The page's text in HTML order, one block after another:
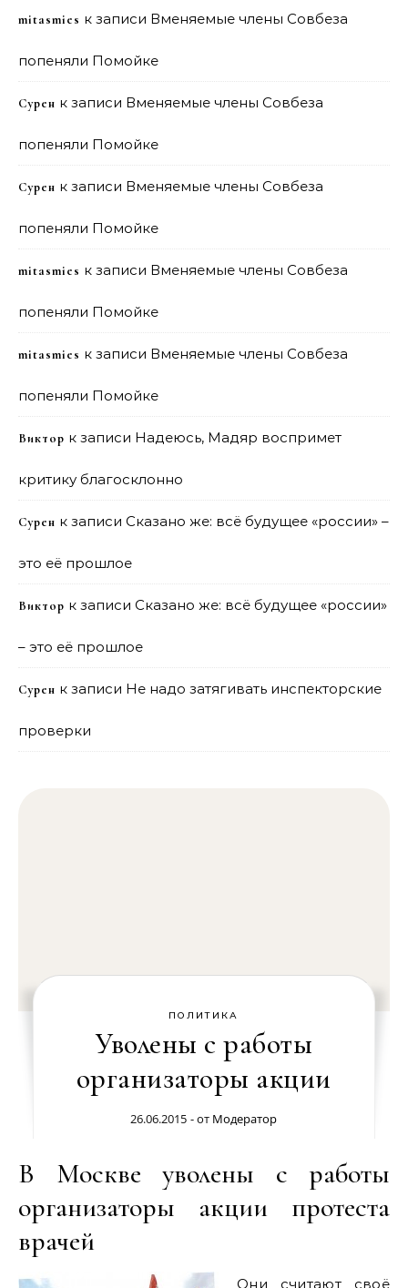
mitasmies к записи Вменяемые члены Совбеза
попеняли Помойке
Сурен к записи Вменяемые члены Совбеза
попеняли Помойке
Сурен к записи Вменяемые члены Совбеза
попеняли Помойке
mitasmies к записи Вменяемые члены Совбеза
попеняли Помойке
mitasmies к записи Вменяемые члены Совбеза
попеняли Помойке
Виктор к записи Надеюсь, Мадяр воспримет
критику благосклонно
Сурен к записи Сказано же: всё будущее «россии» –
это её прошлое
Виктор к записи Сказано же: всё будущее «россии»
– это её прошлое
Сурен к записи Не надо затягивать инспекторские
проверки
ПОЛИТИКА
Уволены с работы
организаторы акции
26.06.2015 - от Модератор
В Москве уволены с работы
организаторы акции протеста
врачей
Они считают своё